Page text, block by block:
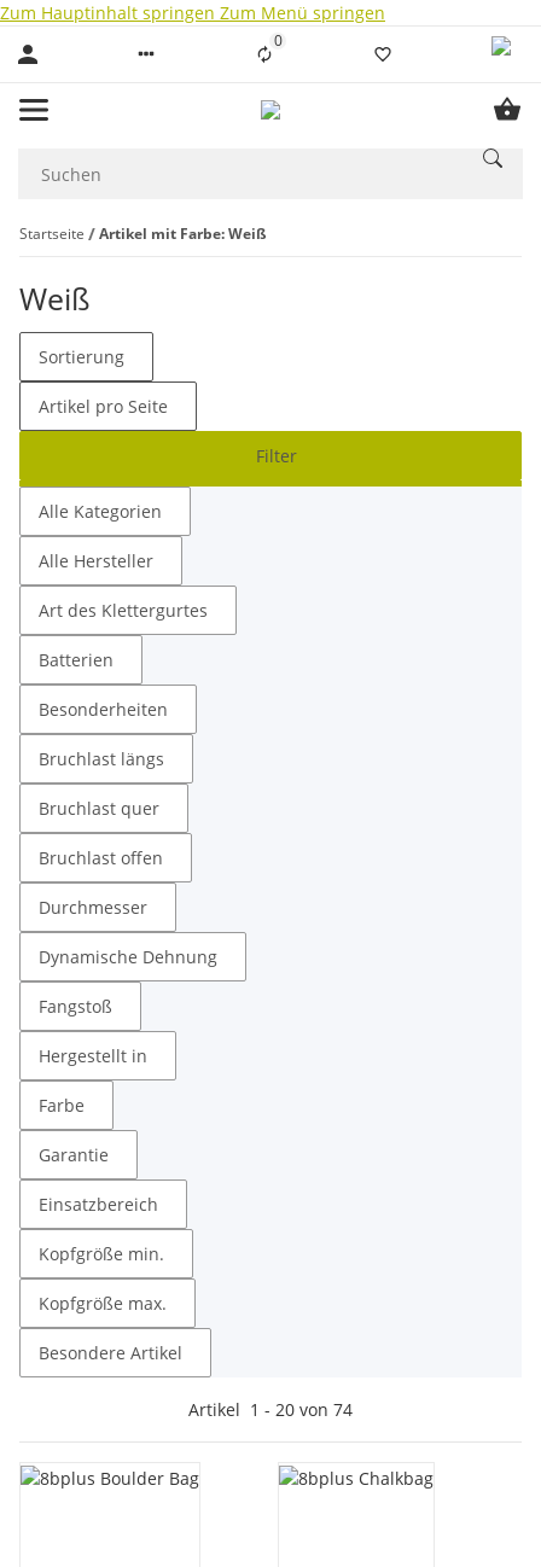
Zum Hauptinhalt springen Zum Menü springen
0Liste ist leer
Startseite Artikel mit Farbe: Weiß
Weiß
Filter
Sortierung
Artikel pro Seite
Alle Kategorien
Alle Hersteller
Art des Klettergurtes
Batterien
Besonderheiten
Bruchlast längs
Bruchlast quer
Bruchlast offen
Durchmesser
Dynamische Dehnung
Fangstoß
Hergestellt in
Farbe
Garantie
Einsatzbereich
Kopfgröße min.
Kopfgröße max.
Besondere Artikel
Artikel 1 - 20 von 74